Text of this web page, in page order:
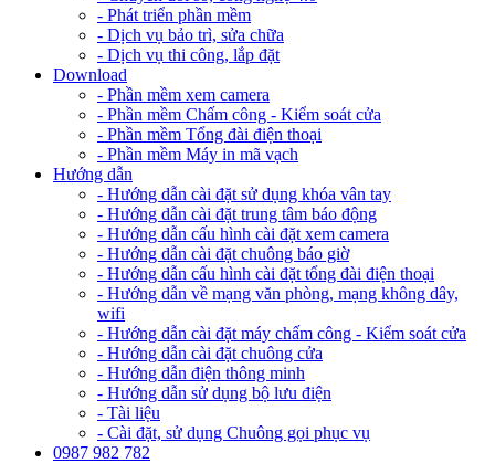
- Phát triển phần mềm
- Dịch vụ bảo trì, sửa chữa
- Dịch vụ thi công, lắp đặt
Download
- Phần mềm xem camera
- Phần mềm Chấm công - Kiểm soát cửa
- Phần mềm Tổng đài điện thoại
- Phần mềm Máy in mã vạch
Hướng dẫn
- Hướng dẫn cài đặt sử dụng khóa vân tay
- Hướng dẫn cài đặt trung tâm báo động
- Hướng dẫn cấu hình cài đặt xem camera
- Hướng dẫn cài đặt chuông báo giờ
- Hướng dẫn cấu hình cài đặt tổng đài điện thoại
- Hướng dẫn về mạng văn phòng, mạng không dây,
wifi
- Hướng dẫn cài đặt máy chấm công - Kiểm soát cửa
- Hướng dẫn cài đặt chuông cửa
- Hướng dẫn điện thông minh
- Hướng dẫn sử dụng bộ lưu điện
- Tài liệu
- Cài đặt, sử dụng Chuông gọi phục vụ
0987 982 782